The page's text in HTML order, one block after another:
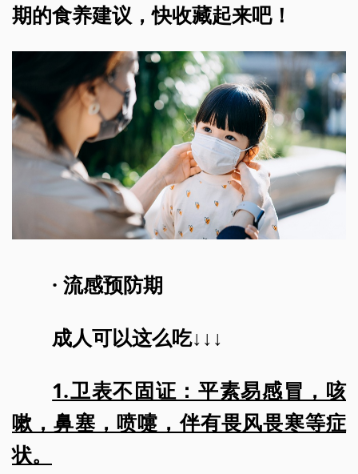
期的食养建议，快收藏起来吧！
· 流感预防期
成人可以这么吃↓↓↓
1.卫表不固证：平素易感冒，咳
嗽，鼻塞，喷嚏，伴有畏风畏寒等症
状。